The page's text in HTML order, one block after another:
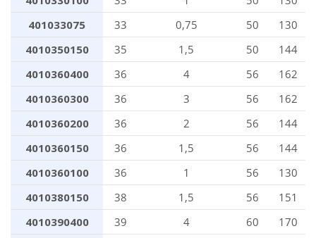
401033075
33 0,75 50
130
4010350150
35 1,5 50
144
4010360400
36 4 56
162
4010360300
36 3 56
162
4010360200
36 2 56
144
4010360150
36 1,5 56
144
4010360100
36 1 56
130
4010380150
38 1,5 56
151
4010390400
39 4 60
170